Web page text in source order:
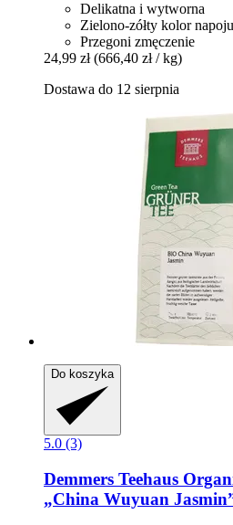
Delikatna i wytworna
Zielono-zółty kolor napoju
Przegoni zmęczenie
24,99 zł (666,40 zł / kg)
Dostawa do 12 sierpnia
Do koszyka
5.0 (3)
Demmers Teehaus
„China Wuyuan